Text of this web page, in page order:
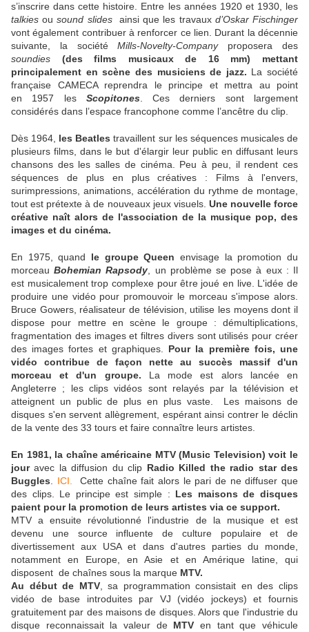
s’inscrire dans cette histoire. Entre les années 1920 et 1930, les
talkiesousound slidesainsi que les travaux d’Oskar Fischinger
vont également contribuer à renforcer ce lien. Durant la décennie
suivante, la sociétéMills-Novelty-Companyproposera des
soundies (des films musicaux de 16 mm) mettant
principalement en scène des musiciens de jazz. La société
française CAMECA reprendra le principe et mettra au point
en 1957 les Scopitones. Ces derniers sont largement
considérés dans l’espace francophone comme l’ancêtre du clip.
Dès 1964, les Beatles travaillent sur les séquences musicales de
plusieurs films, dans le but d'élargir leur public en diffusant leurs
chansons des les salles de cinéma. Peu à peu, il rendent ces
séquences de plus en plus créatives : Films à l'envers,
surimpressions, animations, accélération du rythme de montage,
tout est prétexte à de nouveaux jeux visuels. Une nouvelle force
créative naît alors de l'association de la musique pop, des
images et du cinéma.
En 1975, quand le groupe Queen envisage la promotion du
morceauBohemian Rapsody , un problème se pose à eux : Il
est musicalement trop complexe pour être joué en live. L'idée de
produire une vidéo pour promouvoir le morceau s'impose alors.
Bruce Gowers, réalisateur de télévision, utilise les moyens dont il
dispose pour mettre en scène le groupe : démultiplications,
fragmentation des images et filtres divers sont utilisés pour créer
des images fortes et graphiques. Pour la première fois, une
vidéo contribue de façon nette au succès massif d'un
morceau et d'un groupe. La mode est alors lancée en
Angleterre ; les clips vidéos sont relayés par la télévision et
atteignent un public de plus en plus vaste. Les maisons de
disques s'en servent allègrement, espérant ainsi contrer le déclin
de la vente des 33 tours et faire connaître leurs artistes.
En 1981, la chaîne américaine MTV (Music Television) voit le
jouravec la diffusion du clip Radio Killed the radio star des
Buggles
ICI.
Cette chaîne fait alors le pari de ne diffuser que
des clips. Le principe est simple : Les maisons de disques
paient pour la promotion de leurs artistes via ce support.
MTV a ensuite révolutionné l'industrie de la musique et est
devenu une source influente de culture populaire et de
divertissement aux USA et dans d'autres parties du monde,
notamment en Europe, en Asie et en Amérique latine, qui
disposent de chaînes sous la marque MTV.
Au début de MTV, sa programmation consistait en des clips
vidéo de base introduites par VJ (vidéo jockeys) et fournis
gratuitement par des maisons de disques. Alors que l'industrie du
disque reconnaissait la valeur de MTVen tant que véhicule